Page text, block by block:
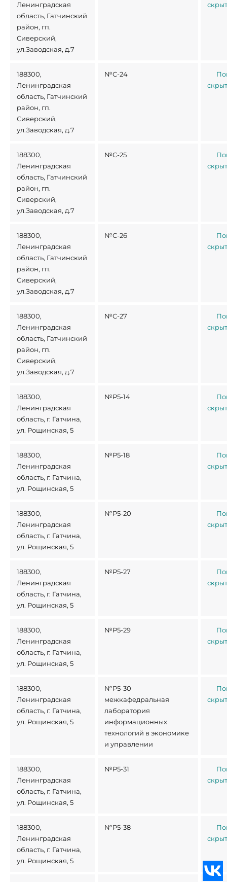
Ленинградская
область, Гатчинский
район, гп.
Сиверский,
ул.Заводская, д.7
188300,
Ленинградская
область, Гатчинский
район, гп.
Сиверский,
ул.Заводская, д.7
№С-24
188300,
Ленинградская
область, Гатчинский
район, гп.
Сиверский,
ул.Заводская, д.7
№С-25
188300,
Ленинградская
область, Гатчинский
район, гп.
Сиверский,
ул.Заводская, д.7
№С-26
188300,
Ленинградская
область, Гатчинский
район, гп.
Сиверский,
ул.Заводская, д.7
№С-27
188300,
Ленинградская
область, г. Гатчина,
ул. Рощинская, 5
№Р5-14
188300,
Ленинградская
область, г. Гатчина,
ул. Рощинская, 5
№Р5-18
188300,
Ленинградская
область, г. Гатчина,
ул. Рощинская, 5
№Р5-20
188300,
Ленинградская
область, г. Гатчина,
ул. Рощинская, 5
№Р5-27
188300,
Ленинградская
область, г. Гатчина,
ул. Рощинская, 5
№Р5-29
188300,
Ленинградская
область, г. Гатчина,
ул. Рощинская, 5
№Р5-30
межкафедральная
лаборатория
информационных
технологий в экономике
и управлении
188300,
Ленинградская
область, г. Гатчина,
ул. Рощинская, 5
№Р5-31
188300,
Ленинградская
область, г. Гатчина,
ул. Рощинская, 5
№Р5-38